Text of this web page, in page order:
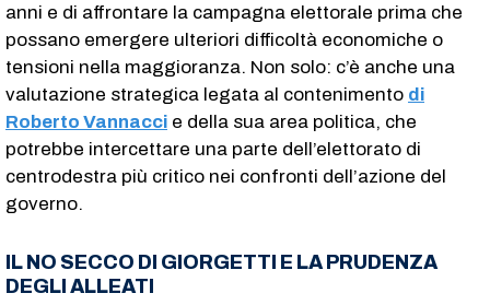
anni e di affrontare la campagna elettorale prima che
possano emergere ulteriori difficoltà economiche o
tensioni nella maggioranza. Non solo: c’è anche una
valutazione strategica legata al contenimento di
Roberto Vannacci e della sua area politica, che
potrebbe intercettare una parte dell’elettorato di
centrodestra più critico nei confronti dell’azione del
governo.
IL NO SECCO DI GIORGETTI E LA PRUDENZA
DEGLI ALLEATI